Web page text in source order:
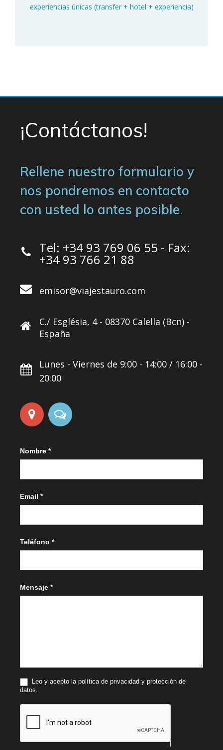
experiencias únicas (transfer + hotel + experiencia)
¡Contáctanos!
Rellene nuestro formulario y
nos pondremos en contacto
con usted lo antes posible.
Tel: +34 93 769 06 55 - Fax:
+34 93 766 21 88
emisor@viajestauro.com
C./ Església, 4 - 08370 Calella (Bcn) -
España
Lunes - Viernes de 9:00 - 14:00 / 16:00 -
20:00
Contactar
ES
Nombre *
Email *
Teléfono *
Mensaje *
Leo y acepto la política de privacidad y protección de
datos.